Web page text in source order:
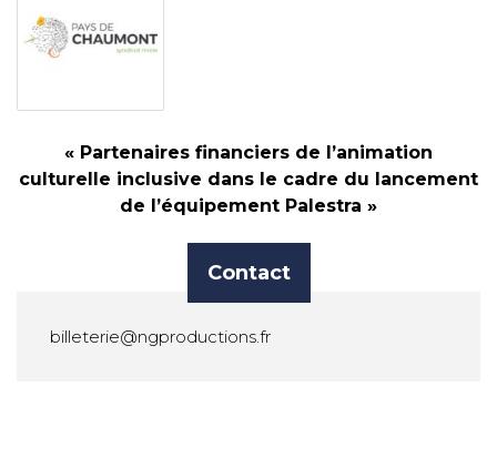
« Partenaires financiers de l’animation
culturelle inclusive dans le cadre du lancement
de l’équipement Palestra »
Contact
billeterie@ngproductions.fr